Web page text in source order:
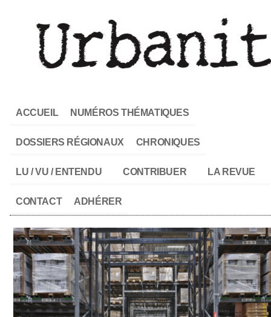
ACCUEIL NUMÉROS THÉMATIQUES
DOSSIERS RÉGIONAUX CHRONIQUES
LU / VU / ENTENDU CONTRIBUER LA REVUE
CONTACT ADHÉRER